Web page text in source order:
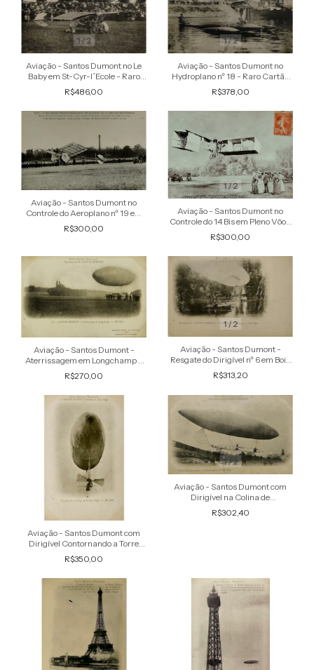
1/2
Aviação - Santos Dumont no Le
Baby em St-Cyr-l´Ecole - Raro
Cartão Postal antigo original
R$486,00
1/2
Aviação - Santos Dumont no
Hydroplano nº 18 - Raro Cartão
Postal antigo original
R$378,00
Aviação - Santos Dumont no
Controle do Aeroplano nº 19 em
Pleno Vôo - Raro Cartão Postal
antigo original
R$300,00
1/2
Aviação - Santos Dumont no
Controle do 14 Bis em Pleno Vôo -
Cartão Postal antigo original
R$300,00
Aviação - Santos Dumont -
Aterrissagem em Longchamp -
Raro Cartão Postal antigo
original
R$270,00
1/2
Aviação - Santos Dumont -
Resgate do Dirigível nº 6 em Bois
de Boulogne - Raro Cartão Postal
antigo original
R$313,20
Aviação - Santos Dumont com
Dirigível Contornando a Torre
Eiffel - Raro Cartão Postal antigo
original
R$350,00
1/2
Aviação - Santos Dumont com
Dirigível na Colina de
Longchamps - Raro Cartão
Postal antigo original
R$302,40